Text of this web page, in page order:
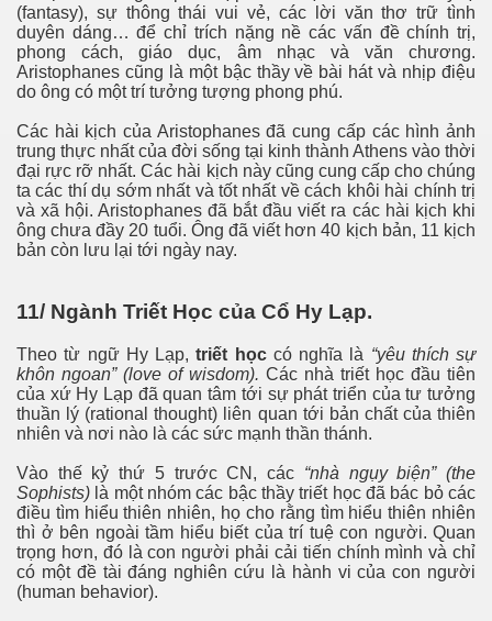
(fantasy), sự thông thái vui vẻ, các lời văn thơ trữ tình
duyên dáng… để chỉ trích nặng nề các vấn đề chính trị,
phong cách, giáo dục, âm nhạc và văn chương.
Aristophanes cũng là một bậc thầy về bài hát và nhịp điệu
do ông có một trí tưởng tượng phong phú.
Các hài kịch của Aristophanes đã cung cấp các hình ảnh
trung thực nhất của đời sống tại kinh thành Athens vào thời
đại rực rỡ nhất. Các hài kịch này cũng cung cấp cho chúng
ta các thí dụ sớm nhất và tốt nhất về cách khôi hài chính trị
và xã hội. Aristophanes đã bắt đầu viết ra các hài kịch khi
ông chưa đầy 20 tuổi. Ông đã viết hơn 40 kịch bản, 11 kịch
bản còn lưu lại tới ngày nay.
11/ Ngành Triết Học của Cổ Hy Lạp.
Theo từ ngữ Hy Lạp,triết họccó nghĩa là “yêu thích sự
khôn ngoan” (love of wisdom). Các nhà triết học đầu tiên
của xứ Hy Lạp đã quan tâm tới sự phát triển của tư tưởng
thuần lý (rational thought) liên quan tới bản chất của thiên
nhiên và nơi nào là các sức mạnh thần thánh.
Vào thế kỷ thứ 5 trước CN, các “nhà ngụy biện” (the
Sophists) là một nhóm các bậc thầy triết học đã bác bỏ các
điều tìm hiểu thiên nhiên, họ cho rằng tìm hiểu thiên nhiên
thì ở bên ngoài tầm hiểu biết của trí tuệ con người. Quan
trọng hơn, đó là con người phải cải tiến chính mình và chỉ
có một đề tài đáng nghiên cứu là hành vi của con người
(human behavior).